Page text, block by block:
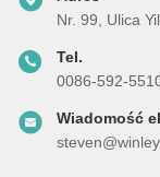
Nr. 99, Ulica
Tel.
0086-592-
Wiadomość